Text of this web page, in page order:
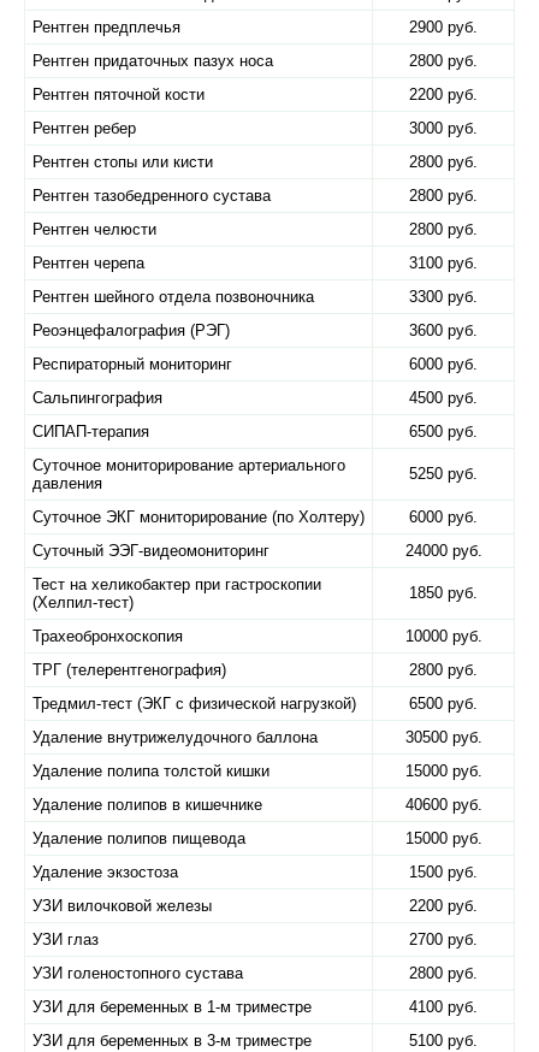
Рентген предплечья
2900 руб.
Рентген придаточных пазух носа
2800 руб.
Рентген пяточной кости
2200 руб.
Рентген ребер
3000 руб.
Рентген стопы или кисти
2800 руб.
Рентген тазобедренного сустава
2800 руб.
Рентген челюсти
2800 руб.
Рентген черепа
3100 руб.
Рентген шейного отдела позвоночника
3300 руб.
Реоэнцефалография (РЭГ)
3600 руб.
Респираторный мониторинг
6000 руб.
Сальпингография
4500 руб.
СИПАП-терапия
6500 руб.
Суточное мониторирование артериального
давления
5250 руб.
Суточное ЭКГ мониторирование (по Холтеру)
6000 руб.
Суточный ЭЭГ-видеомониторинг
24000 руб.
Тест на хеликобактер при гастроскопии
(Хелпил-тест)
1850 руб.
Трахеобронхоскопия
10000 руб.
ТРГ (телерентгенография)
2800 руб.
Тредмил-тест (ЭКГ с физической нагрузкой)
6500 руб.
Удаление внутрижелудочного баллона
30500 руб.
Удаление полипа толстой кишки
15000 руб.
Удаление полипов в кишечнике
40600 руб.
Удаление полипов пищевода
15000 руб.
Удаление экзостоза
1500 руб.
УЗИ вилочковой железы
2200 руб.
УЗИ глаз
2700 руб.
УЗИ голеностопного сустава
2800 руб.
УЗИ для беременных в 1-м триместре
4100 руб.
УЗИ для беременных в 3-м триместре
5100 руб.